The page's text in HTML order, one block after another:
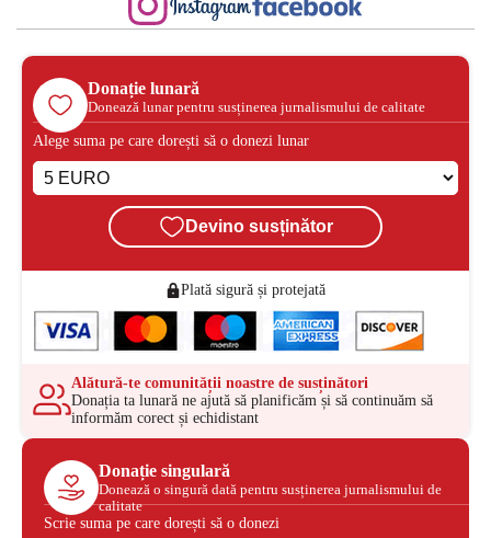
Donație lunară
Donează lunar pentru susținerea jurnalismului de calitate
Alege suma pe care dorești să o donezi lunar
Devino susținător
Plată sigură și protejată
Alătură-te comunității noastre de susținători
Donația ta lunară ne ajută să planificăm și să continuăm să
informăm corect și echidistant
Donație singulară
Donează o singură dată pentru susținerea jurnalismului de
calitate
Scrie suma pe care dorești să o donezi